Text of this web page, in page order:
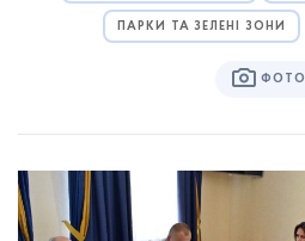
ПАРКИ ТА ЗЕЛЕНІ ЗОНИ
ФОТО